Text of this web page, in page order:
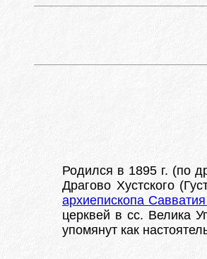
Родился в 1895 г. (по
Драгово Хустского
архиепископа
церквей в сс. Велика
упомянут как